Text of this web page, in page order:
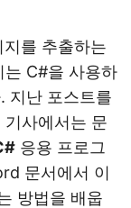
를 추출하는
는 C#을 사용하
지난 포스트를
사에서는 문
응용 프로그
문서에서 이
방법을 배웁